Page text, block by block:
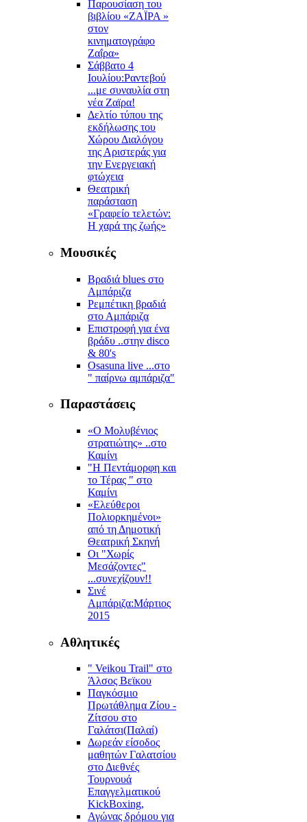
Παρουσίαση του
βιβλίου «ΖΑΪΡΑ »
στον
κινηματογράφο
Ζαΐρα»
Σάββατο 4
Ιουλίου:Ραντεβού
...με συναυλία στη
νέα Ζαϊρα!
Δελτίο τύπου της
εκδήλωσης του
Χώρου Διαλόγου
της Αριστεράς για
την Ενεργειακή
φτώχεια
Θεατρική
παράσταση
«Γραφείο τελετών:
Η χαρά της ζωής»
Μουσικές
Βραδιά blues στο
Αμπάριζα
Ρεμπέτικη βραδιά
στο Αμπάριζα
Επιστροφή για ένα
βράδυ ..στην disco
& 80's
Osasuna live ...στο
" παίρνω αμπάριζα"
Παραστάσεις
«Ο Μολυβένιος
στρατιώτης» ..στο
Καμίνι
"Η Πεντάμορφη και
το Τέρας " στο
Καμίνι
«Ελεύθεροι
Πολιορκημένοι»
από τη Δημοτική
Θεατρική Σκηνή
Οι "Χωρίς
Μεσάζοντες"
...συνεχίζουν!!
Σινέ
Αμπάριζα:Mάρτιος
2015
Αθλητικές
" Veikou Trail" στο
Άλσος Βεϊκου
Παγκόσμιο
Πρωτάθλημα Ζίου -
Ζίτσου στο
Γαλάτσι(Παλαί)
Δωρεάν είσοδος
μαθητών Γαλατσίου
στο Διεθνές
Τουρνουά
Επαγγελματικού
KickBoxing,
Αγώνας δρόμου για